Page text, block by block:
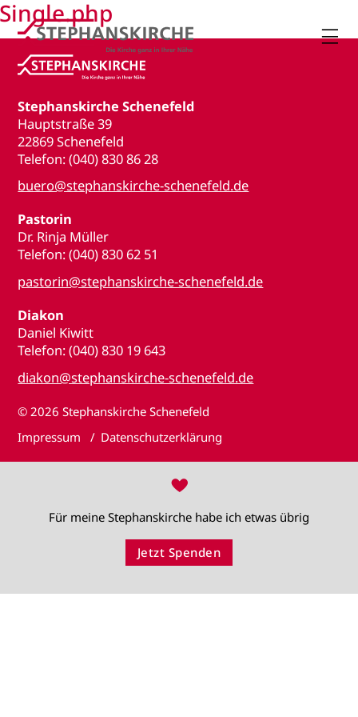

Stephanskirche Schenefeld
Hauptstraße 39
22869 Schenefeld
Telefon: (040) 830 86 28
buero@stephanskirche-schenefeld.de
Pastorin
Dr. Rinja Müller
Telefon: (040) 830 62 51
pastorin@stephanskirche-schenefeld.de
Diakon
Daniel Kiwitt
Telefon: (040) 830 19 643
diakon@stephanskirche-schenefeld.de
© 2026 Stephanskirche Schenefeld
Impressum
Datenschutzerklärung
♥
Für meine Stephanskirche habe ich etwas übrig
Jetzt Spenden